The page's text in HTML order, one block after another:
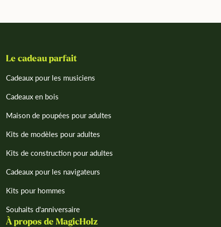
Le cadeau parfait
Cadeaux pour les musiciens
Cadeaux en bois
Maison de poupées pour adultes
Kits de modèles pour adultes
Kits de construction pour adultes
Cadeaux pour les navigateurs
Kits pour hommes
Souhaits d'anniversaire
À propos de MagicHolz